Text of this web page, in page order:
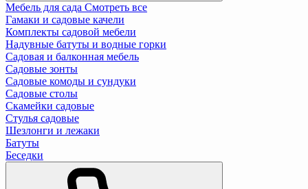
Мебель для сада Смотреть все
Гамаки и садовые качели
Комплекты садовой мебели
Надувные батуты и водные горки
Садовая и балконная мебель
Садовые зонты
Садовые комоды и сундуки
Садовые столы
Скамейки садовые
Стулья садовые
Шезлонги и лежаки
Батуты
Беседки